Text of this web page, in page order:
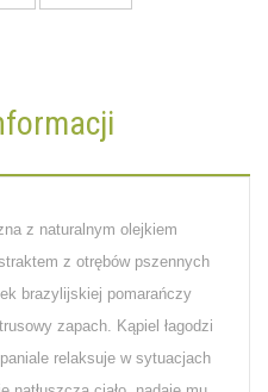
z naturalnym olejkiem
z otrębów pszennych
brazylijskiej pomarańczy
zapach. Kąpiel łagodzi
relaksuje w sytuacjach